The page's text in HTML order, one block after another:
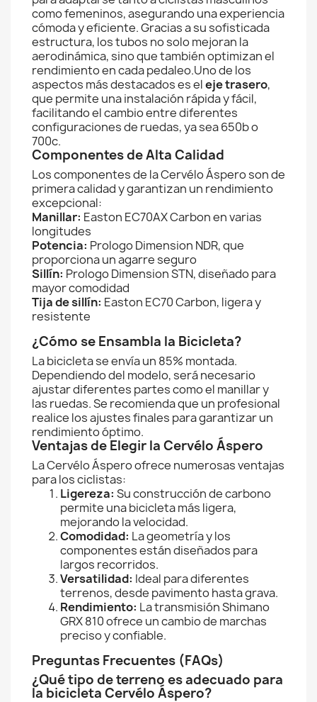
como femeninos, asegurando una experiencia
cómoda y eficiente. Gracias a su sofisticada
estructura, los tubos no solo mejoran la
aerodinámica, sino que también optimizan el
rendimiento en cada pedaleo.Uno de los
aspectos más destacados es eleje trasero,
que permite una instalación rápida y fácil,
facilitando el cambio entre diferentes
configuraciones de ruedas, ya sea 650b o
700c.
Componentes de Alta Calidad
Los componentes de la Cervélo Áspero son de
primera calidad y garantizan un rendimiento
excepcional:
Manillar: Easton EC70AX Carbon en varias
longitudes
Potencia: Prologo Dimension NDR, que
proporciona un agarre seguro
Sillín: Prologo Dimension STN, diseñado para
mayor comodidad
Tija de sillín: Easton EC70 Carbon, ligera y
resistente
¿Cómo se Ensambla la Bicicleta?
La bicicleta se envía un 85% montada.
Dependiendo del modelo, será necesario
ajustar diferentes partes como el manillar y
las ruedas. Se recomienda que un profesional
realice los ajustes finales para garantizar un
rendimiento óptimo.
Ventajas de Elegir la Cervélo Áspero
La Cervélo Áspero ofrece numerosas ventajas
para los ciclistas:
Ligereza: Su construcción de carbono
permite una bicicleta más ligera,
mejorando la velocidad.
Comodidad: La geometría y los
componentes están diseñados para
largos recorridos.
Versatilidad: Ideal para diferentes
terrenos, desde pavimento hasta grava.
Rendimiento: La transmisión Shimano
GRX 810 ofrece un cambio de marchas
preciso y confiable.
Preguntas Frecuentes (FAQs)
¿Qué tipo de terreno es adecuado para
la bicicleta Cervélo Áspero?